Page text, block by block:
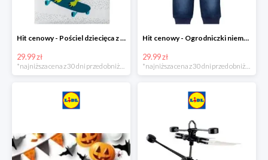
Hit cenowy - Pościel dziecięca z biobawełny renforcé
29.99 zł
Hit cenowy - Ogrodniczki niemowlęce
29.99 zł